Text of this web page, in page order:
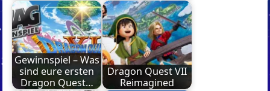
Gewinnspiel – Was
sind eure ersten
Dragon Quest…
Dragon Quest VII
Reimagined